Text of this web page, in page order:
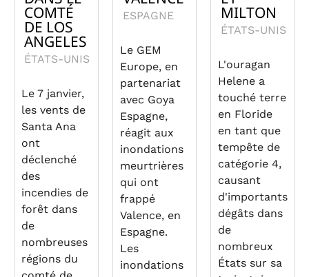
COMTÉ
DE LOS
ANGELES
ÉTATS-UNIS
Le 7 janvier,
les vents de
Santa Ana
ont
déclenché
des
incendies de
forêt dans
de
nombreuses
régions du
ESPAGNE
Le GEM
Europe, en
partenariat
avec Goya
Espagne,
réagit aux
inondations
meurtrières
qui ont
frappé
Valence, en
Espagne.
Les
inondations
MILTON
ÉTATS-UNIS
L'ouragan
Helene a
touché terre
en Floride
en tant que
tempête de
catégorie 4,
causant
d'importants
dégâts dans
de
nombreux
États sur sa